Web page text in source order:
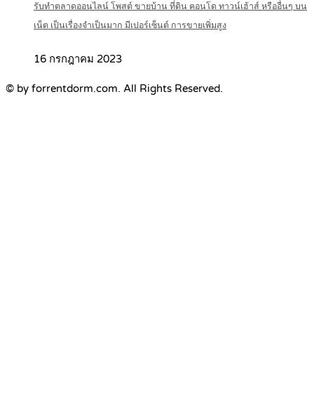
รับทำตลาดออนไลน์ โพสต์ ขายบ้าน ที่ดิน คอนโด ทาวน์เฮ้าส์ หรืออื่นๆ บน
เน็ต เป็นเรื่องจำเป็นมาก มีเปอร์เซ็นต์ การขายเพิ่มสูง
16 กรกฎาคม 2023
© by forrentdorm.com. All Rights Reserved.